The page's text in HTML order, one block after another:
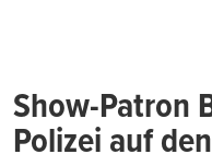
Show-Patron
Polizei auf